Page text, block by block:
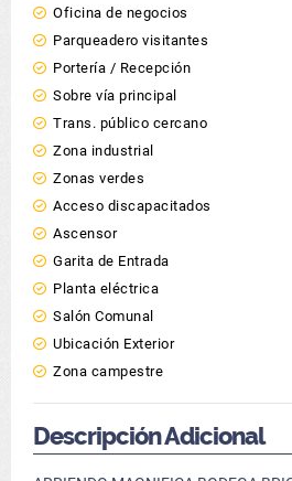
Oficina de negocios
Parqueadero visitantes
Portería / Recepción
Sobre vía principal
Trans. público cercano
Zona industrial
Zonas verdes
Acceso discapacitados
Ascensor
Garita de Entrada
Planta eléctrica
Salón Comunal
Ubicación Exterior
Zona campestre
Descripción Adicional